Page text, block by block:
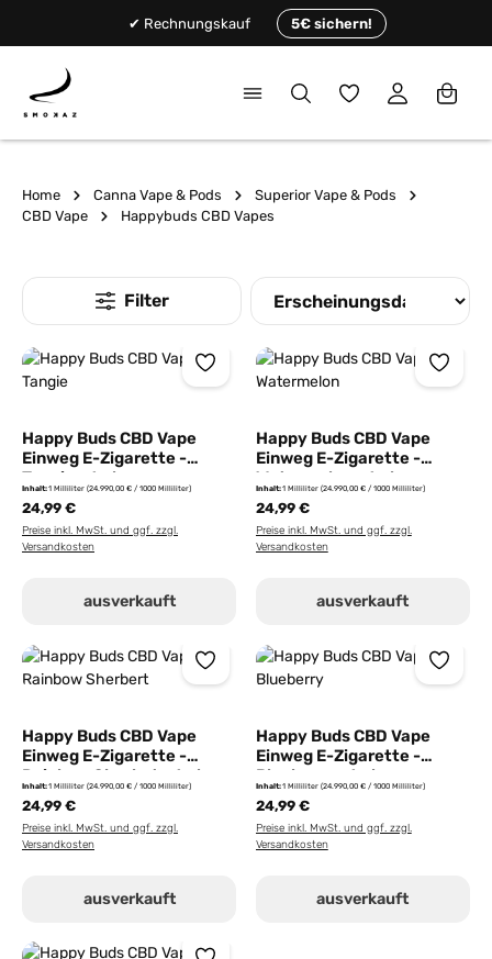
✔ Rechnungskauf 5€ sichern!
Du hast 0
Home Canna Vape & Pods
Superior Vape & Pods
CBD Vape
Happybuds CBD Vapes
Happy Buds CBD Vape
Einweg E-Zigarette -
Tangie - 1ml
Inhalt:1 Milliliter (24.990,00 € / 1000 Milliliter)
24,99 €
Preise inkl. MwSt. und ggf. zzgl.
Versandkosten
ausverkauft
Happy Buds CBD Vape
Einweg E-Zigarette -
Watermelon - 1ml
Inhalt:1 Milliliter (24.990,00 € / 1000 Milliliter)
24,99 €
Preise inkl. MwSt. und ggf. zzgl.
Versandkosten
ausverkauft
Happy Buds CBD Vape
Einweg E-Zigarette -
Rainbow Sherbet - 1ml
Inhalt:1 Milliliter (24.990,00 € / 1000 Milliliter)
24,99 €
Preise inkl. MwSt. und ggf. zzgl.
Versandkosten
ausverkauft
Happy Buds CBD Vape
Einweg E-Zigarette -
Blueberry - 1ml
Inhalt:1 Milliliter (24.990,00 € / 1000 Milliliter)
24,99 €
Preise inkl. MwSt. und ggf. zzgl.
Versandkosten
ausverkauft